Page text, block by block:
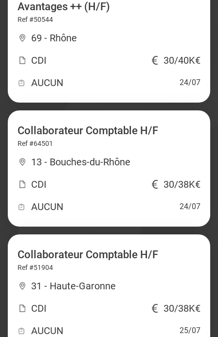
Avantages ++ (H/F)
Ref #50544
69 - Rhône
CDI
30/40K€
AUCUN
24/07
Collaborateur Comptable H/F
Ref #64501
13 - Bouches-du-Rhône
CDI
30/38K€
AUCUN
24/07
Collaborateur Comptable H/F
Ref #51904
31 - Haute-Garonne
CDI
30/38K€
AUCUN
25/07